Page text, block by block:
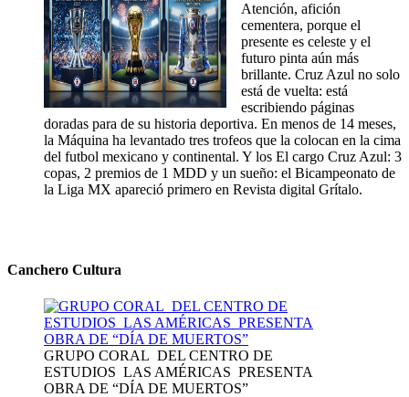
Atención, afición
cementera, porque el
presente es celeste y el
futuro pinta aún más
brillante. Cruz Azul no solo
está de vuelta: está
escribiendo páginas
doradas para de su historia deportiva. En menos de 14 meses,
la Máquina ha levantado tres trofeos que la colocan en la cima
del futbol mexicano y continental. Y los El cargo Cruz Azul: 3
copas, 2 premios de 1 MDD y un sueño: el Bicampeonato de
la Liga MX apareció primero en Revista digital Grítalo.
Canchero Cultura
GRUPO CORAL DEL CENTRO DE
ESTUDIOS LAS AMÉRICAS PRESENTA
OBRA DE “DÍA DE MUERTOS”